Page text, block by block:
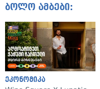
ბოლო ამბები:
ეკონომიკა